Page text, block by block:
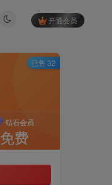
开通会员
钻石会员
免费
已售 32